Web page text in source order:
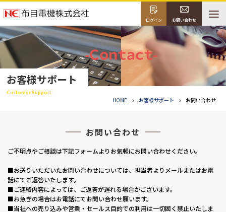
ログイン お問い合わせ
お客様サポート
Customer Support
HOME お客様サポート お問い合わせ
お問い合わせ
ご不明点やご相談は下記フォームよりお気軽にお問い合わせください。
■お送りいただいたお問い合わせについては、担当者よりメールまたはお電
話にてご返答いたします。
■ご連絡内容によっては、ご返答が遅れる場合がございます。
■お急ぎの場合はお電話にてお問い合わせ願います。
■当社への売り込みや営業・セールス目的での利用は一切固く禁止いたしま